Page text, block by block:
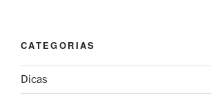
CATEGORIAS
Dicas